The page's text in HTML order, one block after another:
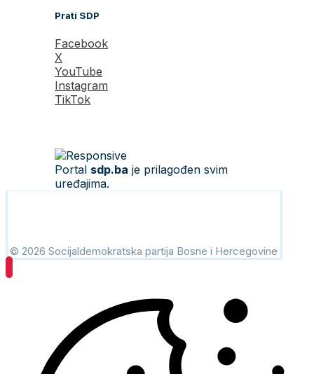
Prati SDP
Facebook
X
YouTube
Instagram
TikTok
Portal sdp.ba je prilagođen svim
uređajima.
© 2026 Socijaldemokratska partija Bosne i Hercegovine